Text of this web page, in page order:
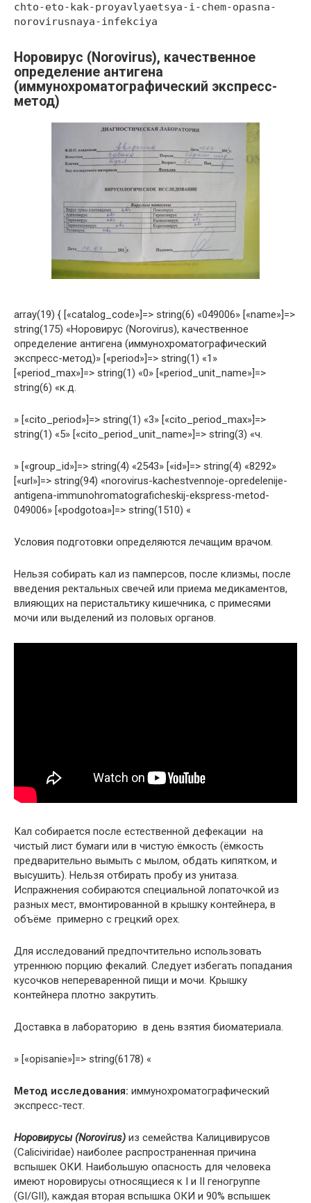
chto-eto-kak-proyavlyaetsya-i-chem-opasna-
norovirusnaya-infekciya
Норовирус (Norovirus), качественное
определение антигена
(иммунохроматографический экспресс-
метод)
array(19) { [«catalog_code»]=> string(6) «049006» [«name»]=>
string(175) «Норовирус (Norovirus), качественное
определение антигена (иммунохроматографический
экспресс-метод)» [«period»]=> string(1) «1»
[«period_max»]=> string(1) «0» [«period_unit_name»]=>
string(6) «к.д.
» [«cito_period»]=> string(1) «3» [«cito_period_max»]=>
string(1) «5» [«cito_period_unit_name»]=> string(3) «ч.
» [«group_id»]=> string(4) «2543» [«id»]=> string(4) «8292»
[«url»]=> string(94) «norovirus-kachestvennoje-opredelenije-
antigena-immunohromatograficheskij-ekspress-metod-
049006» [«podgotoa»]=> string(1510) «
Условия подготовки определяются лечащим врачом.
Нельзя собирать кал из памперсов, после клизмы, после
введения ректальных свечей или приема медикаментов,
влияющих на перистальтику кишечника, с примесями
мочи или выделений из половых органов.
Кал собирается после естественной дефекации на
чистый лист бумаги или в чистую ёмкость (ёмкость
предварительно вымыть с мылом, обдать кипятком, и
высушить). Нельзя отбирать пробу из унитаза.
Испражнения собираются специальной лопаточкой из
разных мест, вмонтированной в крышку контейнера, в
объёме примерно с грецкий орех.
Для исследований предпочтительно использовать
утреннюю порцию фекалий. Следует избегать попадания
кусочков непереваренной пищи и мочи. Крышку
контейнера плотно закрутить.
Доставка в лабораторию в день взятия биоматериала.
» [«opisanie»]=> string(6178) «
Метод исследования: иммунохроматографический
экспресс-тест.
Норовирусы (Norovirus) из семейства Калицивирусов
(Caliciviridae) наиболее распространенная причина
вспышек ОКИ. Наибольшую опасность для человека
имеют норовирусы относящиеся к I и II геногруппе
(GI/GII), каждая вторая вспышка ОКИ и 90% вспышек